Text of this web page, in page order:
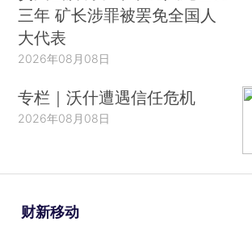
三年 矿长涉罪被罢免全国人
大代表
2026年08月08日
专栏｜沃什遭遇信任危机
2026年08月08日
财新移动